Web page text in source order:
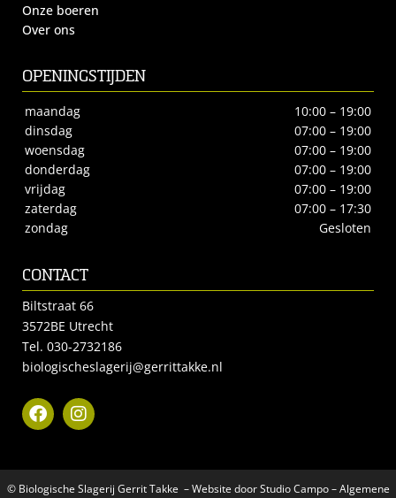
Onze boeren
Over ons
OPENINGSTIJDEN
maandag
10:00 – 19:00
dinsdag
07:00 – 19:00
woensdag
07:00 – 19:00
donderdag
07:00 – 19:00
vrijdag
07:00 – 19:00
zaterdag
07:00 – 17:30
zondag
Gesloten
CONTACT
Biltstraat 66
3572BE Utrecht
Tel. 030-2732186
biologischeslagerij@gerrittakke.nl
© Biologische Slagerij Gerrit Takke – Website doorStudio Campo–Algemene